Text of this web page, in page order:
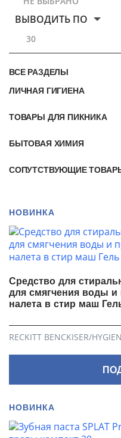
ВЫВОДИТЬ ПО
30
ВСЕ РАЗДЕЛЫ
ЛИЧНАЯ ГИГИЕНА
ТОВАРЫ ДЛЯ ПИКНИКА
БЫТОВАЯ ХИМИЯ
СОПУТСТВУЮЩИЕ
НОВИНКА
Средство для
для смягчения воды и
налета в стир маш
RECKITT BENCKISER/
НОВИНКА